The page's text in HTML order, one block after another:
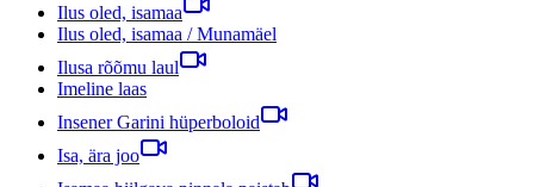
Ilus oled, isamaa
Ilus oled, isamaa / Munamäel
Ilusa rõõmu laul
Imeline laas
Insener Garini hüperboloid
Isa, ära joo